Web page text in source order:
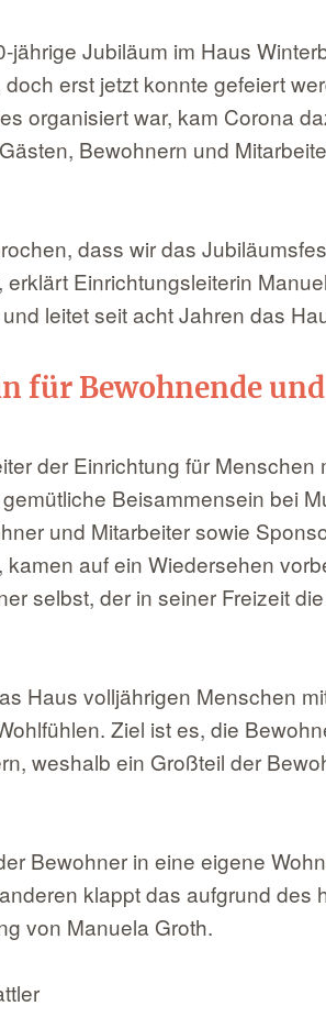
Jubiläum im Haus
erst jetzt konnte gefeiert
organisiert war, kam Corona
Bewohnern und
dass wir das
Einrichtungsleiterin
leitet seit acht Jahren das
für Bewohnende und
der Einrichtung für Menschen
Beisammensein bei
und Mitarbeiter sowie
auf ein Wiedersehen
selbst, der in seiner Freizeit
Haus volljährigen Menschen
Ziel ist es, die
weshalb ein Großteil der
Bewohner in eine eigene
klappt das aufgrund des
von Manuela Groth.